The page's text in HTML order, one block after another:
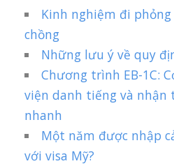
Kinh nghiệm đi
chồng
Những lưu ý về quy
Chương trình EB-1C:
viện danh tiếng và nhận
nhanh
Một năm được nhập
với visa Mỹ?